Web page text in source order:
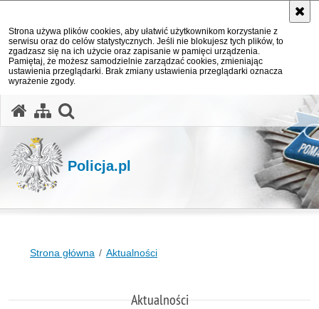
Strona używa plików cookies, aby ułatwić użytkownikom korzystanie z
serwisu oraz do celów statystycznych. Jeśli nie blokujesz tych plików, to
zgadzasz się na ich użycie oraz zapisanie w pamięci urządzenia.
Pamiętaj, że możesz samodzielnie zarządzać cookies, zmieniając
ustawienia przeglądarki. Brak zmiany ustawienia przeglądarki oznacza
wyrażenie zgody.
Policja.pl
Strona główna Aktualności
Aktualności